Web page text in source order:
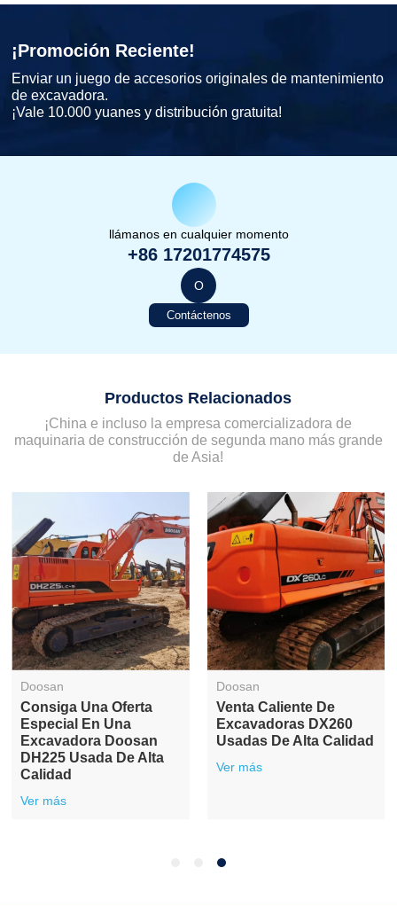
¡Promoción Reciente!
Enviar un juego de accesorios originales de mantenimiento
de excavadora.
¡Vale 10.000 yuanes y distribución gratuita!
llámanos en cualquier momento
+86 17201774575
O
Contáctenos
Productos Relacionados
¡China e incluso la empresa comercializadora de
maquinaria de construcción de segunda mano más grande
de Asia!
Doosan
Consiga Una Oferta
Especial En Una
Excavadora Doosan
DH225 Usada De Alta
Calidad
Ver más
Doosan
Venta Caliente De
Excavadoras DX260
Usadas De Alta Calidad
Ver más